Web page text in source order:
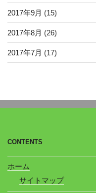
2017年9月 (15)
2017年8月 (26)
2017年7月 (17)
CONTENTS
ホーム
サイトマップ